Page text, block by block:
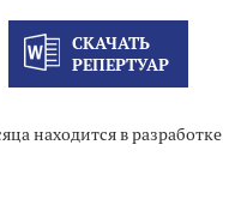
СКАЧАТЬ
РЕПЕРТУАР
находится в разработке